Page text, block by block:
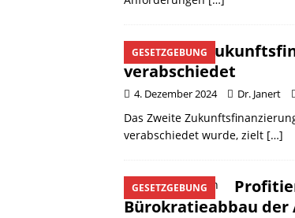
GESETZGEBUNG
Zweites
verabschiedet
4. Dezember 2024 Dr. Janert
Das Zweite
verabschiedet wurde, zielt […]
GESETZGEBUNG
Bürokratieabbau der